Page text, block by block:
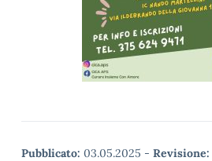
Pubblicato: 03.05.2025 - Revisione: